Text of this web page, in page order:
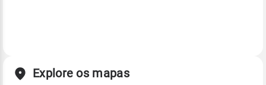
Explore os mapas